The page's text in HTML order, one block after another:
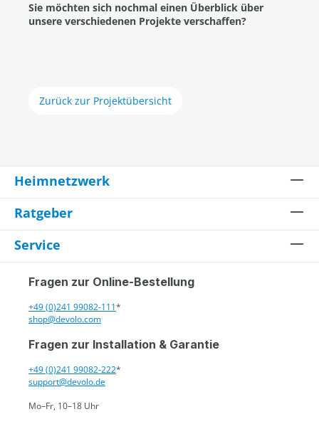
Sie möchten sich nochmal einen Überblick über
unsere verschiedenen Projekte verschaffen?
Zurück zur Projektübersicht
Heimnetzwerk
Ratgeber
Service
Fragen zur Online-Bestellung
+49 (0)241 99082-111*
shop@devolo.com
Fragen zur Installation & Garantie
+49 (0)241 99082-222*
support@devolo.de
Mo–Fr, 10–18 Uhr